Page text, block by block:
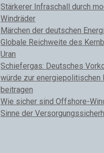
Stärkerer Infraschall durch
Windräder
Märchen der deutschen
Globale Reichweite des
Uran
Schiefergas: Deutsches
würde zur energiepolitischen
beitragen
Wie sicher sind Offshore-
Sinne der